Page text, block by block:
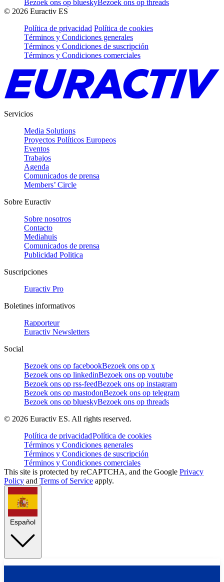
Bezoek ons op blueskyBezoek ons op threads
© 2026 Euractiv ES
Política de privacidad Política de cookies
Términos y Condiciones generales
Términos y Condiciones de suscripción
Términos y Condiciones comerciales
Servicios
Media Solutions
Proyectos Políticos Europeos
Eventos
Trabajos
Agenda
Comunicados de prensa
Members’ Circle
Sobre Euractiv
Sobre nosotros
Contacto
Mediahuis
Comunicados de prensa
Publicidad Politica
Suscripciones
Euractiv Pro
Boletines informativos
Rapporteur
Euractiv Newsletters
Social
Bezoek ons op facebookBezoek ons op x
Bezoek ons op linkedinBezoek ons op youtube
Bezoek ons op rss-feedBezoek ons op instagram
Bezoek ons op mastodonBezoek ons op telegram
Bezoek ons op blueskyBezoek ons op threads
© 2026 Euractiv ES. All rights reserved.
Política de privacidadPolítica de cookies
Términos y Condiciones generales
Términos y Condiciones de suscripción
Términos y Condiciones comerciales
This site is protected by reCAPTCHA, and the Google Privacy
Policy and Terms of Service apply.
Español